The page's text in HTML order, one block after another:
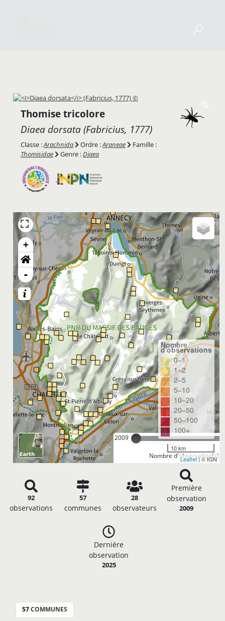
Thomise tricolore
Diaea dorsata(Fabricius, 1777)
Classe :Arachnida Ordre :Araneae
Famille :
Thomisidae
Genre :Diaea
+
-
2009
Nombre d'observation(s):
Nombre
d'observations
0–1
1–2
2–5
5–10
10–20
20–50
50–100
100+
10 km
Leaflet| © IGN
92
observations
57
communes
28
observateurs
Première
observation
2009
Dernière
observation
2025
57COMMUNES